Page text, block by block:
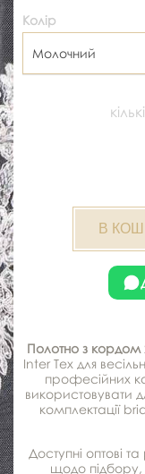
Колір
Молочний
Полотно з кордом
Inter Tex для
професійних
використовувати
комплектації
Доступні оптові
щодо підбору,